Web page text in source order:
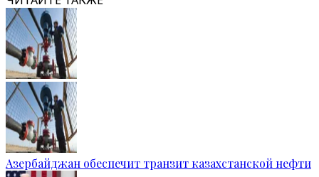
Азербайджан обеспечит транзит казахстанской нефти